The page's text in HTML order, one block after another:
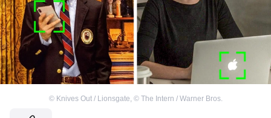
© Knives Out / Lionsgate, © The Intern / Warner Bros.